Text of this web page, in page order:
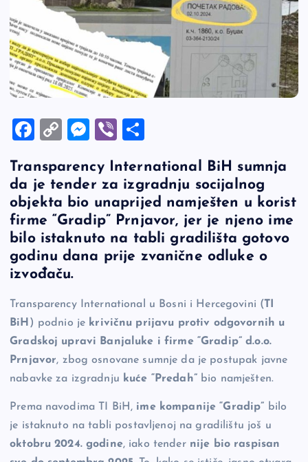
F
c
e
b
o
o
k
C
p
y
Li
n
k
M
se
n
g
er
Vi
er ar
e
Transparency International BiH sumnja
da je tender za izgradnju socijalnog
objekta bio unaprijed namješten u korist
firme “Gradip” Prnjavor, jer je njeno ime
bilo istaknuto na tabli gradilišta gotovo
godinu dana prije zvanične odluke o
izvođaču.
Transparency International u Bosni i Hercegovini (TI
BiH ) podnio je krivičnu prijavu protiv odgovornih u
Gradskoj upravi Banjaluke i firme “Gradip” d.o.o.
Prnjavor, zbog osnovane sumnje da je postupak javne
nabavke za izgradnju kuće “Predah”bio namješten.
Prema navodima TI BiH, ime kompanije “Gradip” bilo
je istaknuto na tabli postavljenoj na gradilištu još u
oktobru 2024. godine, iako tender nije bio raspisan